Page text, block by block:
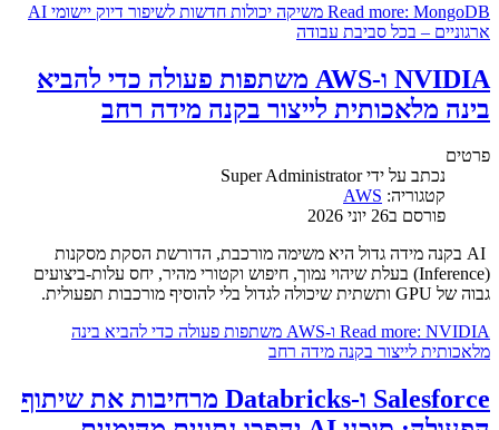
Read more: MongoDB משיקה יכולות חדשות לשיפור דיוק יישומי AI
ארגוניים – בכל סביבת עבודה
NVIDIA ו-AWS משתפות פעולה כדי להביא
בינה מלאכותית לייצור בקנה מידה רחב
פרטים
נכתב על ידיSuper Administrator
קטגוריה: AWS
פורסם ב26 יוני 2026
AI בקנה מידה גדול היא משימה מורכבת, הדורשת הסקת מסקנות
(Inference) בעלת שיהוי נמוך, חיפוש וקטורי מהיר, יחס עלות-ביצועים
גבוה של GPU ותשתית שיכולה לגדול בלי להוסיף מורכבות תפעולית.
Read more: NVIDIA ו-AWS משתפות פעולה כדי להביא בינה
מלאכותית לייצור בקנה מידה רחב
Salesforce ו-Databricks מרחיבות את שיתוף